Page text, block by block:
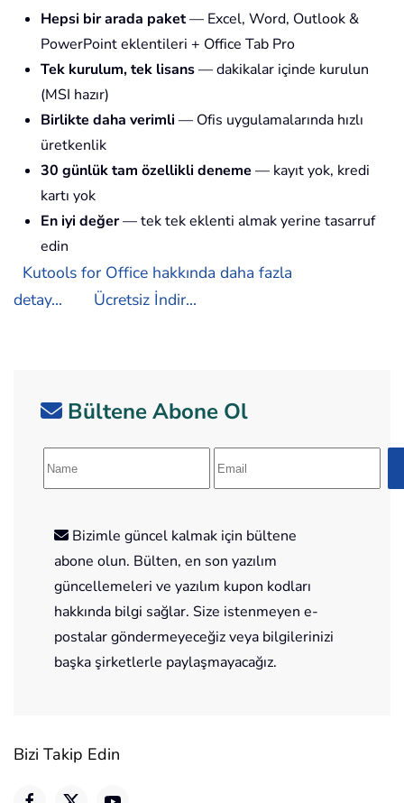
Hepsi bir arada paket— Excel, Word, Outlook &
PowerPoint eklentileri + Office Tab Pro
Tek kurulum, tek lisans— dakikalar içinde kurulun
(MSI hazır)
Birlikte daha verimli — Ofis uygulamalarında hızlı
üretkenlik
30 günlük tam özellikli deneme — kayıt yok, kredi
kartı yok
En iyi değer— tek tek eklenti almak yerine tasarruf
edin
Kutools for Office hakkında daha fazla
detay...
Ücretsiz İndir...
Bültene Abone Ol
Bizimle güncel kalmak için bültene
abone olun. Bülten, en son yazılım
güncellemeleri ve yazılım kupon kodları
hakkında bilgi sağlar. Size istenmeyen e-
postalar göndermeyeceğiz veya bilgilerinizi
başka şirketlerle paylaşmayacağız.
Bizi Takip Edin